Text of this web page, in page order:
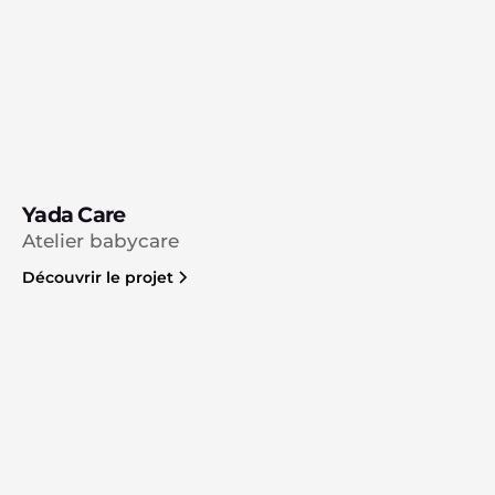
Yada Care
Atelier babycare
Découvrir le projet